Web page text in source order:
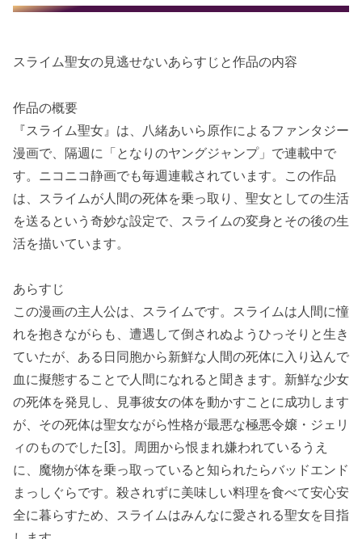
スライム聖女の見逃せないあらすじと作品の内容
作品の概要
『スライム聖女』は、八緒あいら原作によるファンタジー
漫画で、隔週に「となりのヤングジャンプ」で連載中で
す。ニコニコ静画でも毎週連載されています。この作品
は、スライムが人間の死体を乗っ取り、聖女としての生活
を送るという奇妙な設定で、スライムの変身とその後の生
活を描いています。
あらすじ
この漫画の主人公は、スライムです。スライムは人間に憧
れを抱きながらも、遭遇して倒されぬようひっそりと生き
ていたが、ある日同胞から新鮮な人間の死体に入り込んで
血に擬態することで人間になれると聞きます。新鮮な少女
の死体を発見し、見事彼女の体を動かすことに成功します
が、その死体は聖女ながら性格が最悪な極悪令嬢・ジェリ
ィのものでした[3]。周囲から恨まれ嫌われているうえ
に、魔物が体を乗っ取っていると知られたらバッドエンド
まっしぐらです。殺されずに美味しい料理を食べて安心安
全に暮らすため、スライムはみんなに愛される聖女を目指